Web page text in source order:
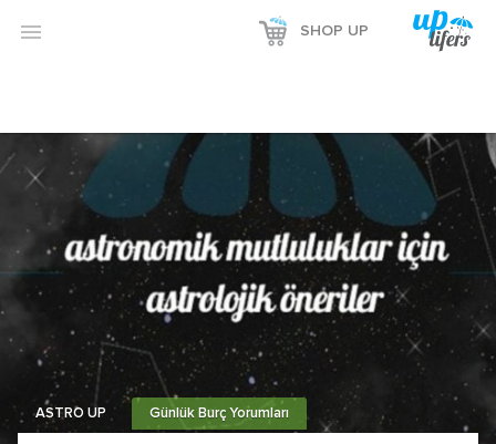
 SHOP UP
ASTRO UP Günlük Burç Yorumları